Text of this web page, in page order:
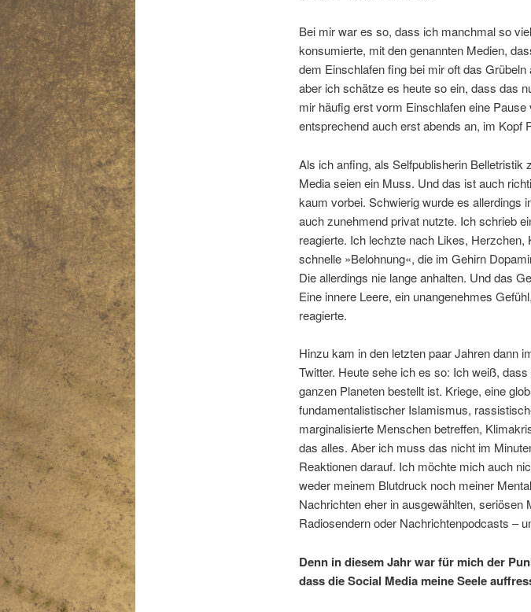
Bei mir war es so, dass ich manchmal so
konsumierte, mit den genannten Medien,
dem Einschlafen fing bei mir oft das
aber ich schätze es heute so ein, dass das
mir häufig erst vorm Einschlafen eine
entsprechend auch erst abends an, im Kopf
Als ich anfing, als Selfpublisherin Belletristik
Media seien ein Muss. Und das ist auch
kaum vorbei. Schwierig wurde es allerdings
auch zunehmend privat nutzte. Ich schrieb
reagierte. Ich lechzte nach Likes,
schnelle »Belohnung«, die im Gehirn
Die allerdings nie lange anhalten. Und das
Eine innere Leere, ein unangenehmes
reagierte.
Hinzu kam in den letzten paar Jahren dann
Twitter. Heute sehe ich es so: Ich weiß,
ganzen Planeten bestellt ist. Kriege, eine
fundamentalistischer Islamismus,
marginalisierte Menschen betreffen,
das alles. Aber ich muss das nicht im
Reaktionen darauf. Ich möchte mich auch
weder meinem Blutdruck noch meiner
Nachrichten eher in ausgewählten, seriösen
Radiosendern oder Nachrichtenpodcasts –
Denn in diesem Jahr war für mich der
dass die Social Media meine Seele